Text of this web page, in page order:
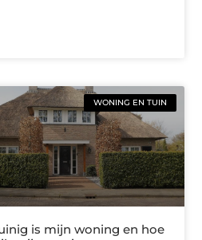
WONING EN TUIN
is mijn woning en hoe